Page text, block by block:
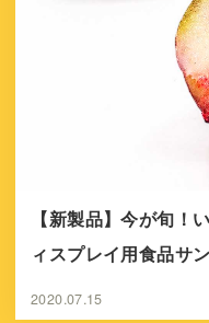
【新製品】今が旬
ィスプレイ用食品サ
2020.07.15